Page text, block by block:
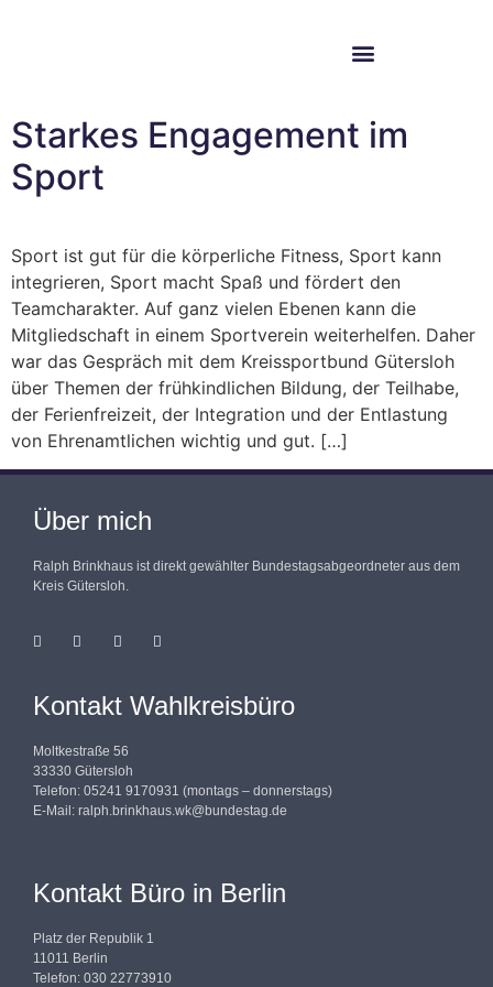
Starkes Engagement im
Sport
Sport ist gut für die körperliche Fitness, Sport kann
integrieren, Sport macht Spaß und fördert den
Teamcharakter. Auf ganz vielen Ebenen kann die
Mitgliedschaft in einem Sportverein weiterhelfen. Daher
war das Gespräch mit dem Kreissportbund Gütersloh
über Themen der frühkindlichen Bildung, der Teilhabe,
der Ferienfreizeit, der Integration und der Entlastung
von Ehrenamtlichen wichtig und gut. […]
Über mich
Ralph Brinkhaus ist direkt gewählter Bundestagsabgeordneter aus dem
Kreis Gütersloh.
Kontakt Wahlkreisbüro
Moltkestraße 56
33330 Gütersloh
Telefon: 05241 9170931 (montags – donnerstags)
E-Mail: ralph.brinkhaus.wk@bundestag.de
Kontakt Büro in Berlin
Platz der Republik 1
11011 Berlin
Telefon: 030 22773910